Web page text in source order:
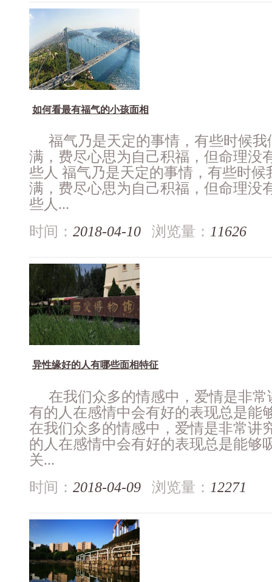
如何看最有福气的小孩面相
福气乃是天定的事情，有些时候
满，费尽心思为自己积福，但命理没
些人 福气乃是天定的事情，有些时
满，费尽心思为自己积福，但命理没
些人...
时间： 2018-04-10 浏览量： 11626
异性缘好的人有哪些面相特征
在我们众多的情感中，爱情是非
有的人在感情中会有好的表现总是能
在我们众多的情感中，爱情是非常讲
的人在感情中会有好的表现总是能够
关...
时间： 2018-04-09 浏览量： 12271